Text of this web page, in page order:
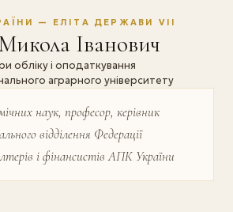
— ЕЛІТА ДЕРЖАВИ VII
Іванович
обліку і оподаткування
аграрного університету
наук, професор, керівник
відділення Федерації
і фінансистів АПК України